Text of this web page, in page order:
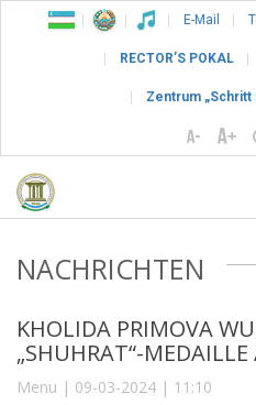
E-Mail
RECTOR’S POKAL
Zentrum „Schritt
NACHRICHTEN
KHOLIDA PRIMOVA
„SHUHRAT“-
Menu | 09-03-2024 | 11:10